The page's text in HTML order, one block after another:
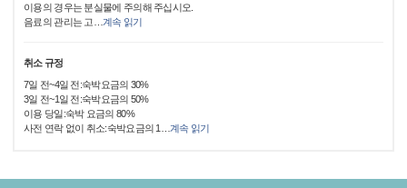
이용의 경우는 분실물에 주의해 주십시오.
음료의 관리는 고
계속 읽기
취소 규정
7일 전~4일 전:숙박요금의 30%
3일 전~1일 전:숙박요금의 50%
이용 당일:숙박 요금의 80%
사전 연락 없이 취소:숙박요금의 1
계속 읽기